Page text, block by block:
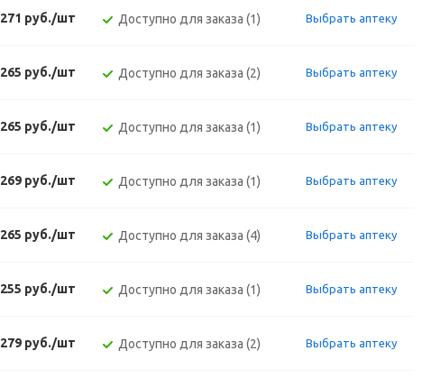
271 руб./шт Доступно для заказа (1) Выбрать аптеку
265 руб./шт Доступно для заказа (2) Выбрать аптеку
265 руб./шт Доступно для заказа (1) Выбрать аптеку
269 руб./шт Доступно для заказа (1) Выбрать аптеку
265 руб./шт Доступно для заказа (4) Выбрать аптеку
255 руб./шт Доступно для заказа (1) Выбрать аптеку
279 руб./шт Доступно для заказа (2) Выбрать аптеку